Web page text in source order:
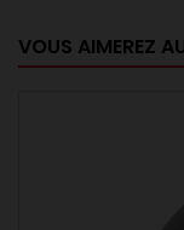
VOUS AIMEREZ